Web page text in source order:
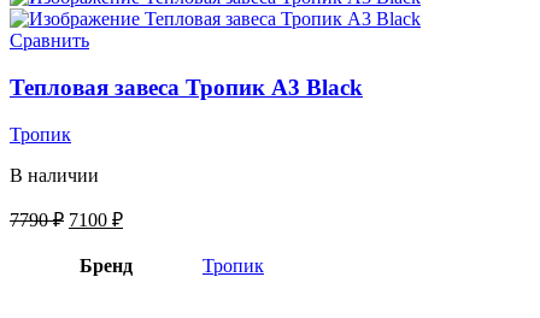
Сравнить
Тепловая завеса Тропик А3 Black
Тропик
В наличии
7790₽ 7100 ₽
Бренд Тропик